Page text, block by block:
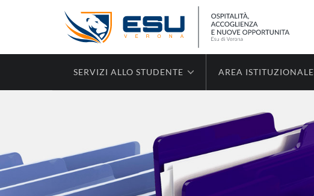
SERVIZI ALLO STUDENTE AREA ISTITUZIONALE